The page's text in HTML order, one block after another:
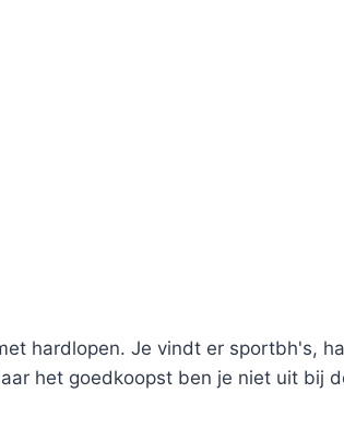
hardlopen. Je vindt er sportbh's,
het goedkoopst ben je niet uit bij